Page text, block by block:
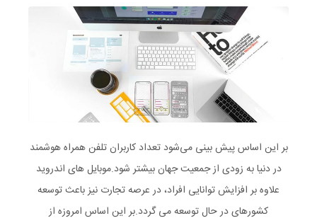
بر این اساس پیش بینی می‌شود تعداد کاربران تلفن همراه هوشمند
در دنیا به زودی از جمعیت جهان بیشتر شود.موبایل های اندروید
علاوه بر افزایش توانایی افراد، در عرصه تجارت نیز باعث توسعه
کشورهای در حال توسعه می گردد.بر این اساس امروزه از